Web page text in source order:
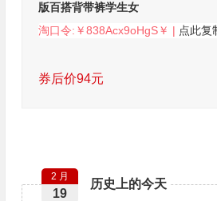
版百搭背带裤学生女
淘口令:￥838Acx9oHgS￥ | 点此复
券后价94元
历史上的今天
2 月
19